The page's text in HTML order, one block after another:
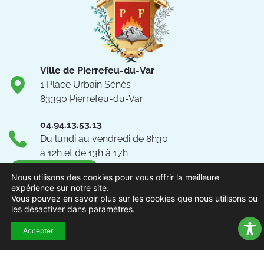
Ville de Pierrefeu-du-Var
1 Place Urbain Sénès
83390 Pierrefeu-du-Var
04.94.13.53.13
Du lundi au vendredi de 8h30
à 12h et de 13h à 17h
Suivez-nous !
Nous utilisons des cookies pour vous offrir la meilleure
expérience sur notre site.
Vous pouvez en savoir plus sur les cookies que nous utilisons ou
les désactiver dans paramètres.
Accepter